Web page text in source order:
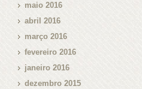
maio 2016
abril 2016
março 2016
fevereiro 2016
janeiro 2016
dezembro 2015